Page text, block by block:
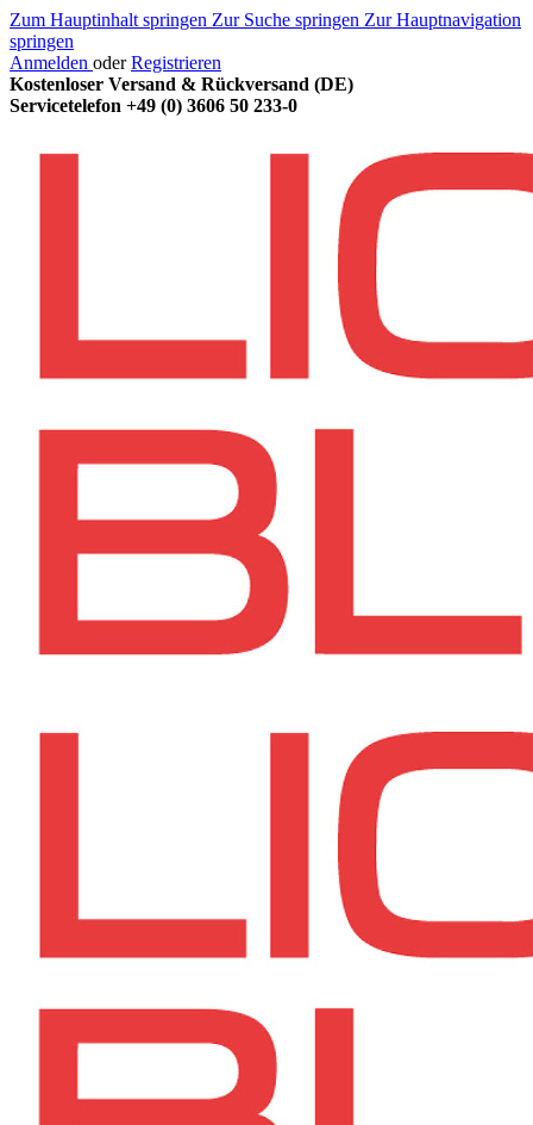
Zum Hauptinhalt springen Zur Suche springen Zur Hauptnavigation
springen
Anmelden oder Registrieren
Kostenloser Versand & Rückversand (DE)
Servicetelefon +49 (0) 3606 50 233-0